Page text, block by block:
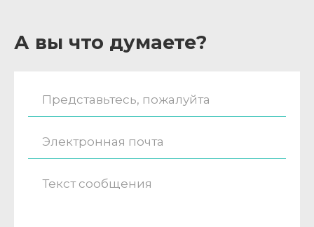
А вы что думаете?